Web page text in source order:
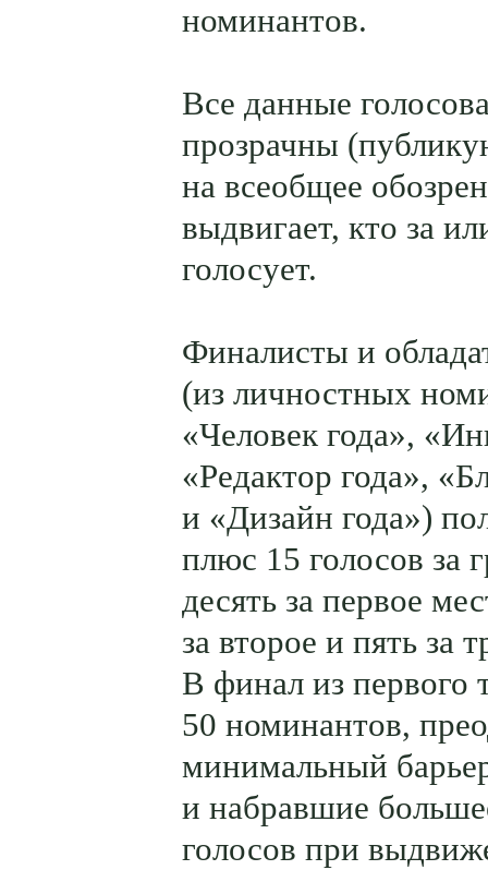
номинантов.
Все данные
прозрачны
на всеобщее
выдвигает, кто за
голосует.
Финалисты и
(из личностных
«Человек года»,
«Редактор года»,
и «Дизайн года»)
плюс 15 голосов за
десять за первое
за второе и пять за
В финал из первого
50 номинантов,
минимальный
и набравшие
голосов при